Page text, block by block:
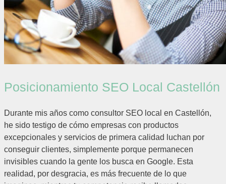
Posicionamiento SEO Local Castellón
Durante mis años como consultor SEO local en Castellón,
he sido testigo de cómo empresas con productos
excepcionales y servicios de primera calidad luchan por
conseguir clientes, simplemente porque permanecen
invisibles cuando la gente los busca en Google. Esta
realidad, por desgracia, es más frecuente de lo que